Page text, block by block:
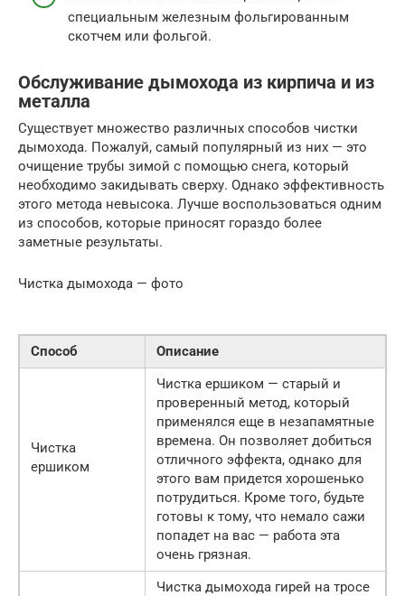
специальным железным фольгированным
скотчем или фольгой.
Обслуживание дымохода из кирпича и из
металла
Существует множество различных способов чистки
дымохода. Пожалуй, самый популярный из них — это
очищение трубы зимой с помощью снега, который
необходимо закидывать сверху. Однако эффективность
этого метода невысока. Лучше воспользоваться одним
из способов, которые приносят гораздо более
заметные результаты.
Чистка дымохода — фото
Способ Описание
Чистка
ершиком
Чистка ершиком — старый и
проверенный метод, который
применялся еще в незапамятные
времена. Он позволяет добиться
отличного эффекта, однако для
этого вам придется хорошенько
потрудиться. Кроме того, будьте
готовы к тому, что немало сажи
попадет на вас — работа эта
очень грязная.
Чистка дымохода гирей на тросе